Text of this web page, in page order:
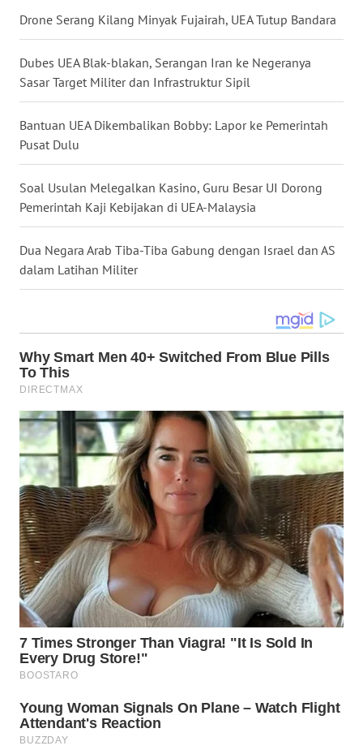
Drone Serang Kilang Minyak Fujairah, UEA Tutup Bandara
Dubes UEA Blak-blakan, Serangan Iran ke Negeranya
Sasar Target Militer dan Infrastruktur Sipil
Bantuan UEA Dikembalikan Bobby: Lapor ke Pemerintah
Pusat Dulu
Soal Usulan Melegalkan Kasino, Guru Besar UI Dorong
Pemerintah Kaji Kebijakan di UEA-Malaysia
Dua Negara Arab Tiba-Tiba Gabung dengan Israel dan AS
dalam Latihan Militer
WN
KALTENG
WN
WN
WN
KALTIM
WN
SULSEL
GORONTALO
WN
SULUT
WN
MALUKU
WN
MALUT
WN
DAIRI
WN
DANAU
TOBA
NIAS